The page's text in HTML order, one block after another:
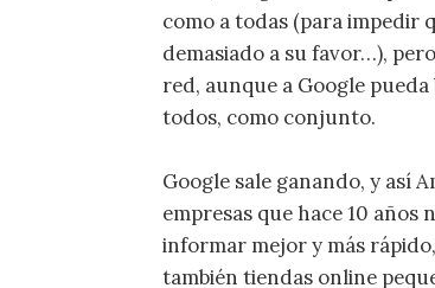
como a todas (para impedir
demasiado a su favor…),
red, aunque a Google
todos, como conjunto.
Google sale ganando, y así
empresas que hace 10 años
informar mejor y más
también tiendas online